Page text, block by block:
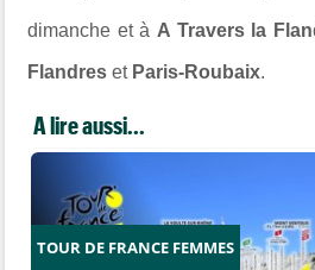
dimanche et à A Travers la
Flandreset Paris-Roubaix.
A lire aussi...
TOUR DE FRANCE FEMMES